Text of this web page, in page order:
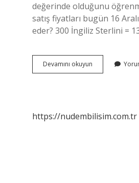
değerinde olduğunu
satış fiyatları bugün 16
eder? 300 İngiliz Sterlini =
Devamını okuyun
Bin
https://nudembilisim.com.tr